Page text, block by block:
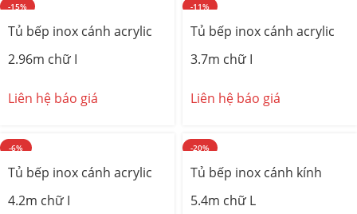
-15%
Tủ bếp inox cánh acrylic
2.96m chữ I
Liên hệ báo giá
-11%
Tủ bếp inox cánh acrylic
3.7m chữ I
Liên hệ báo giá
-6%
Tủ bếp inox cánh acrylic
4.2m chữ I
-20%
Tủ bếp inox cánh kính
5.4m chữ L